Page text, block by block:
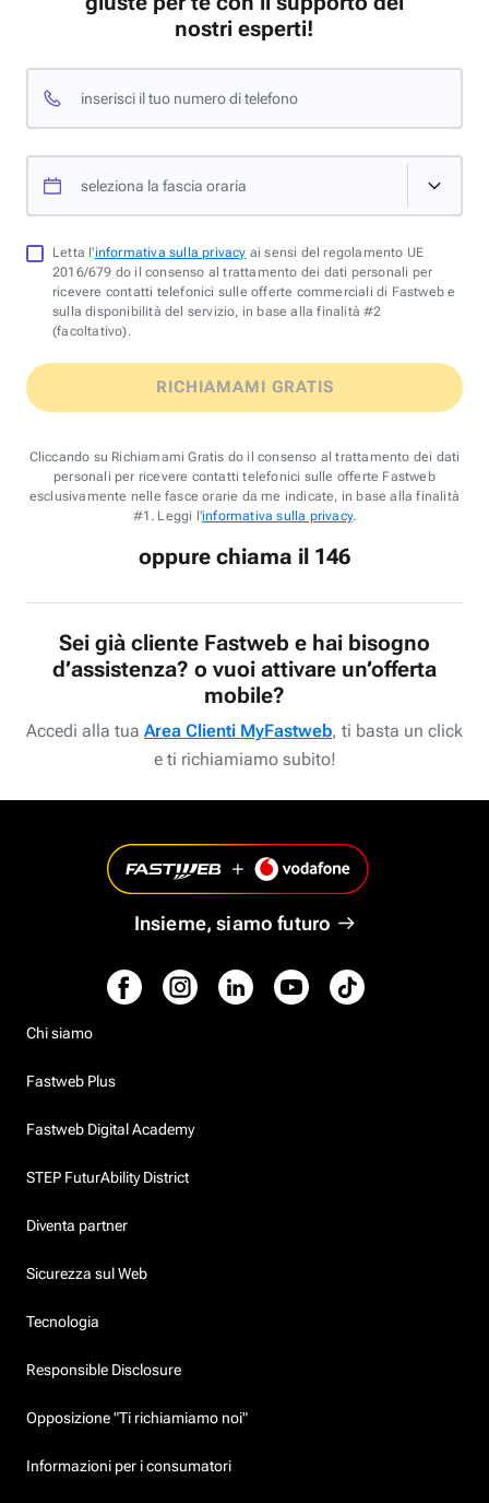
nostri esperti!
inserisci il tuo numero di telefono
seleziona la fascia oraria
Letta l'informativa sulla privacy ai sensi del regolamento UE
2016/679 do il consenso al trattamento dei dati personali per
ricevere contatti telefonici sulle offerte commerciali di Fastweb e
sulla disponibilità del servizio, in base alla finalità #2
(facoltativo).
RICHIAMAMI GRATIS
Cliccando su Richiamami Gratis do il consenso al trattamento dei dati
personali per ricevere contatti telefonici sulle offerte Fastweb
esclusivamente nelle fasce orarie da me indicate, in base alla finalità
#1. Leggi l'informativa sulla privacy.
oppure chiama il 146
Sei già cliente Fastweb e hai bisogno
d’assistenza? o vuoi attivare un’offerta
mobile?
Accedi alla tua Area Clienti MyFastweb, ti basta un click
e ti richiamiamo subito!
Insieme, siamo futuro
Chi siamo
Fastweb Plus
Fastweb Digital Academy
STEP FuturAbility District
Diventa partner
Sicurezza sul Web
Tecnologia
Responsible Disclosure
Opposizione "Ti richiamiamo noi"
Informazioni per i consumatori